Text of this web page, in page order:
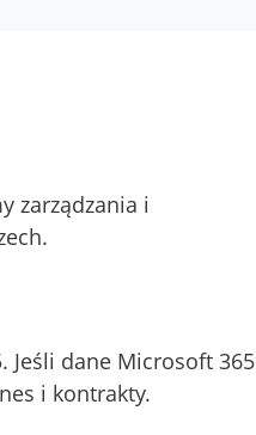
zarządzania i
Jeśli dane Microsoft 365
i kontrakty.